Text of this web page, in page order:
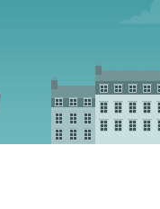
Disponible